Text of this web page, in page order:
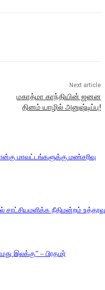
Next article
மகாத்மா காந்தியின் ஜனன
தினம் யாழில் அனுஷ்டிப்பு!
மாவட்டங்களுக்கு மண்சரிவு
நீதிமன்றம் உத்தரவு
இலக்கு” – பிரதமர்